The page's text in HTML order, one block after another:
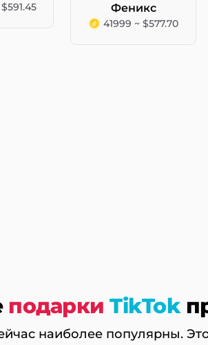
Феникс
41999 ~ $577.70
подарки TikTok
наиболее популярны.